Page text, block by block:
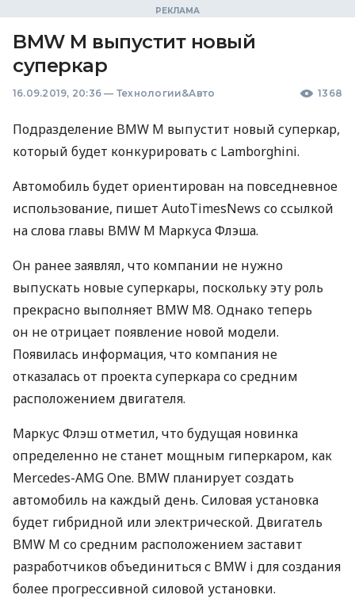
BMW M выпустит новый
суперкар
16.09.2019, 20:36 — Технологии&Авто 1368
Подразделение BMW M выпустит новый суперкар,
который будет конкурировать с Lamborghini.
Автомобиль будет ориентирован на повседневное
использование, пишет AutoTimesNews со ссылкой
на слова главы BMW M Маркуса Флэша.
Он ранее заявлял, что компании не нужно
выпускать новые суперкары, поскольку эту роль
прекрасно выполняет BMW M8. Однако теперь
он не отрицает появление новой модели.
Появилась информация, что компания не
отказалась от проекта суперкара со средним
расположением двигателя.
Маркус Флэш отметил, что будущая новинка
определенно не станет мощным гиперкаром, как
Mercedes-AMGOne. BMW планирует создать
автомобиль на каждый день. Силовая установка
будет гибридной или электрической. Двигатель
BMW M со средним расположением заставит
разработчиков объединиться с BMW i для создания
более прогрессивной силовой установки.